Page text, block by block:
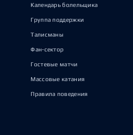
Календарь болельщика
Группа поддержки
Талисманы
Фан-сектор
Гостевые матчи
Массовые катания
Правила поведения